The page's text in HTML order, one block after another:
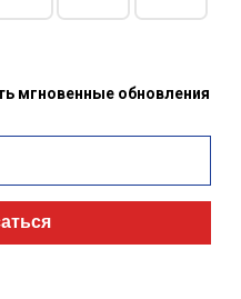
мгновенные обновления